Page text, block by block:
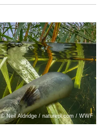
© Neil Aldridge / naturepl.com / WWF